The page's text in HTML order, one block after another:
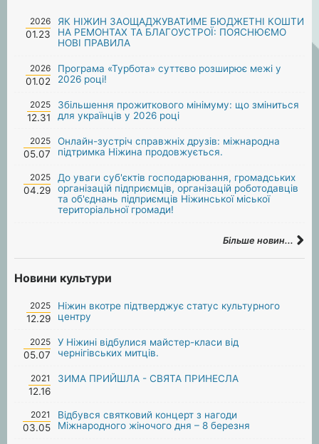
2026
01.23
ЯК НІЖИН ЗАОЩАДЖУВАТИМЕ БЮДЖЕТНІ КОШТИ
НА РЕМОНТАХ ТА БЛАГОУСТРОЇ: ПОЯСНЮЄМО
НОВІ ПРАВИЛА
2026
01.02
Програма «Турбота» суттєво розширює межі у
2026 році!
2025
12.31
Збільшення прожиткового мінімуму: що зміниться
для українців у 2026 році
2025
05.07
Онлайн-зустріч справжніх друзів: міжнародна
підтримка Ніжина продовжується.
2025
04.29
До уваги суб'єктів господарювання, громадських
організацій підприємців, організацій роботодавців
та об'єднань підприємців Ніжинської міської
територіальної громади!
Більше новин...
Новини культури
2025
12.29
Ніжин вкотре підтверджує статус культурного
центру
2025
05.07
У Ніжині відбулися майстер-класи від
чернігівських митців.
2021
12.16
ЗИМА ПРИЙШЛА - СВЯТА ПРИНЕСЛА
2021
03.05
Відбувся святковий концерт з нагоди
Міжнародного жіночого дня – 8 березня